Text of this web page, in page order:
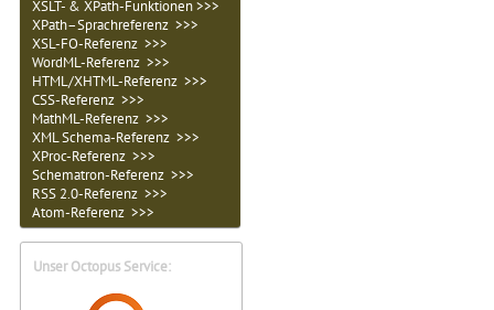
XSLT- & XPath-Funktionen >>>
XPath–Sprachreferenz >>>
XSL-FO-Referenz >>>
WordML-Referenz >>>
HTML/XHTML-Referenz >>>
CSS-Referenz >>>
MathML-Referenz >>>
XML Schema-Referenz >>>
XProc-Referenz >>>
Schematron-Referenz >>>
RSS 2.0-Referenz >>>
Atom-Referenz >>>
Unser Octopus Service: